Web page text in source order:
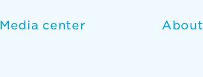
Media center